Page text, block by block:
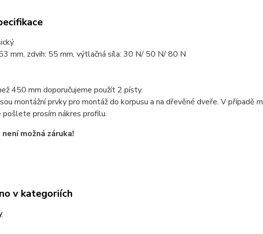
mm, zdvih: 55 mm, výtlačná síla: 30 N/ 50 N/ 80 N
450 mm doporučujeme použít 2 písty.
montážní prvky pro montáž do korpusu a na dřevěné dveře. V případě
pošlete prosím nákres profilu.
možná záruka!
v kategoriích